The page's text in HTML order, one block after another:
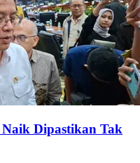
Dipastikan Tak